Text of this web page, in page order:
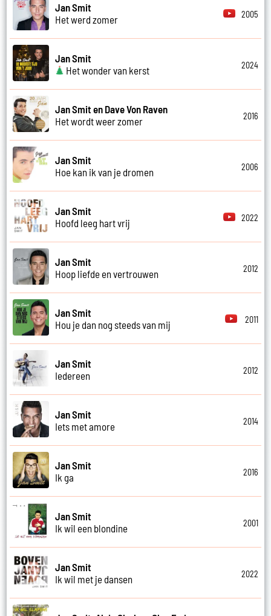
Jan Smit
Het werd zomer
2005
Jan Smit
Het wonder van kerst
2024
Jan Smit en Dave Von Raven
Het wordt weer zomer
2016
Jan Smit
Hoe kan ik van je dromen
2006
Jan Smit
Hoofd leeg hart vrij
2022
Jan Smit
Hoop liefde en vertrouwen
2012
Jan Smit
Hou je dan nog steeds van mij
2011
Jan Smit
Iedereen
2012
Jan Smit
Iets met amore
2014
Jan Smit
Ik ga
2016
Jan Smit
Ik wil een blondine
2001
Jan Smit
Ik wil met je dansen
2022